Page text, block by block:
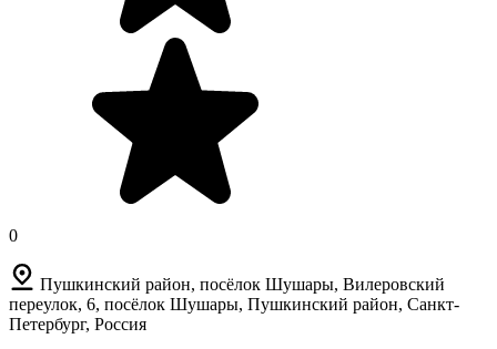
0
Пушкинский район, посёлок Шушары, Вилеровский
переулок, 6, посёлок Шушары, Пушкинский район, Санкт-
Петербург, Россия